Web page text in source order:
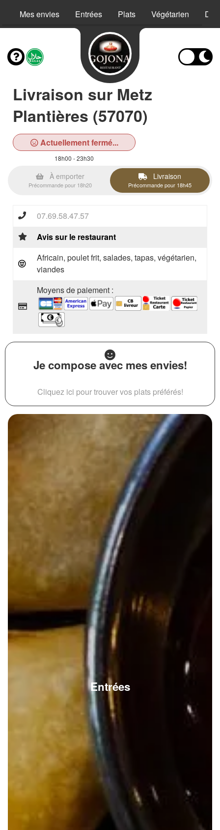
Mes envies Entrées Plats Végétarien
Livraison sur Metz
Plantières (57070)
Actuellement fermé...
18h00 - 23h30
À emporter
Précommande pour 18h20
Livraison
Précommande pour 18h45
07.69.58.47.57
Avis sur le restaurant
Africain, poulet frit, salades, tapas, végétarien,
viandes
Moyens de paiement :
Je compose avec mes envies!
Cliquez ici pour trouver vos plats préférés!
Entrées